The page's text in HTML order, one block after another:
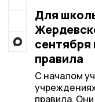
Для
сентября
правила
С началом
правила.